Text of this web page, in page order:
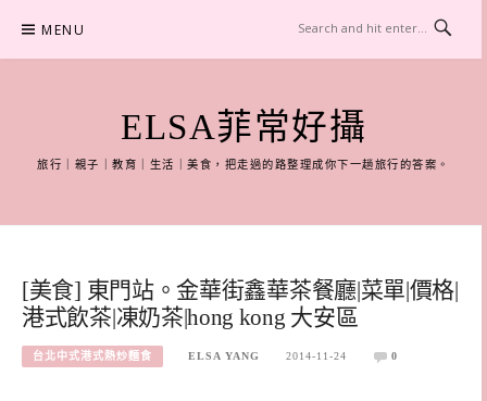
content
MENU
ELSA菲常好攝
旅行｜親子｜教育｜生活｜美食，把走過的路整理成你下一趟旅行的答案。
[美食] 東門站。金華街鑫華茶餐廳|菜單|價格|
港式飲茶|凍奶茶|hong kong 大安區
台北中式港式熱炒麵食 ELSA YANG 2014-11-24 0